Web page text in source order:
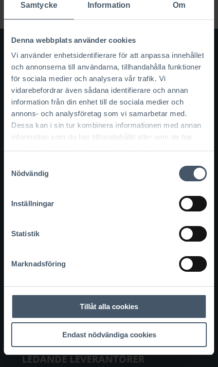
Samtycke Information Om
Denna webbplats använder cookies
Vi använder enhetsidentifierare för att anpassa innehållet
och annonserna till användarna, tillhandahålla funktioner
för sociala medier och analysera vår trafik. Vi
vidarebefordrar även sådana identifierare och annan
information från din enhet till de sociala medier och
annons- och analysföretag som vi samarbetar med.
Dessa kan i sin tur kombinera informationen med annan
information som du har tillhandahållit eller som de har
Nödvändig
Inställningar
Statistik
Marknadsföring
Tillåt alla cookies
Endast nödvändiga cookies
KONTAKT
Ring 010-188 39 99
info@achoice.se
AChoice AB
Kungsgatan 6
211 49 Malmö
Cookies
FAQ
OM ACHOICE
Boka möte
LEDANDE LEVERANTÖRER